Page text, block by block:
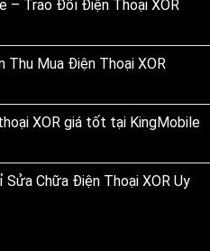
– Trao Đổi Điện Thoại XOR
Thu Mua Điện Thoại XOR
XOR giá tốt tại KingMobile
Sửa Chữa Điện Thoại XOR Uy